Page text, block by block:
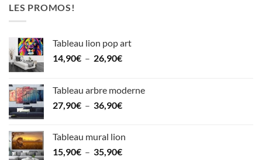
LES PROMOS!
Tableau lion pop art
14,90€ – 26,90€Plage
14,90€
à
Tableau arbre moderne
27,90€ – 36,90€Plage
27,90€
à
Tableau mural lion
15,90€ – 35,90€Plage